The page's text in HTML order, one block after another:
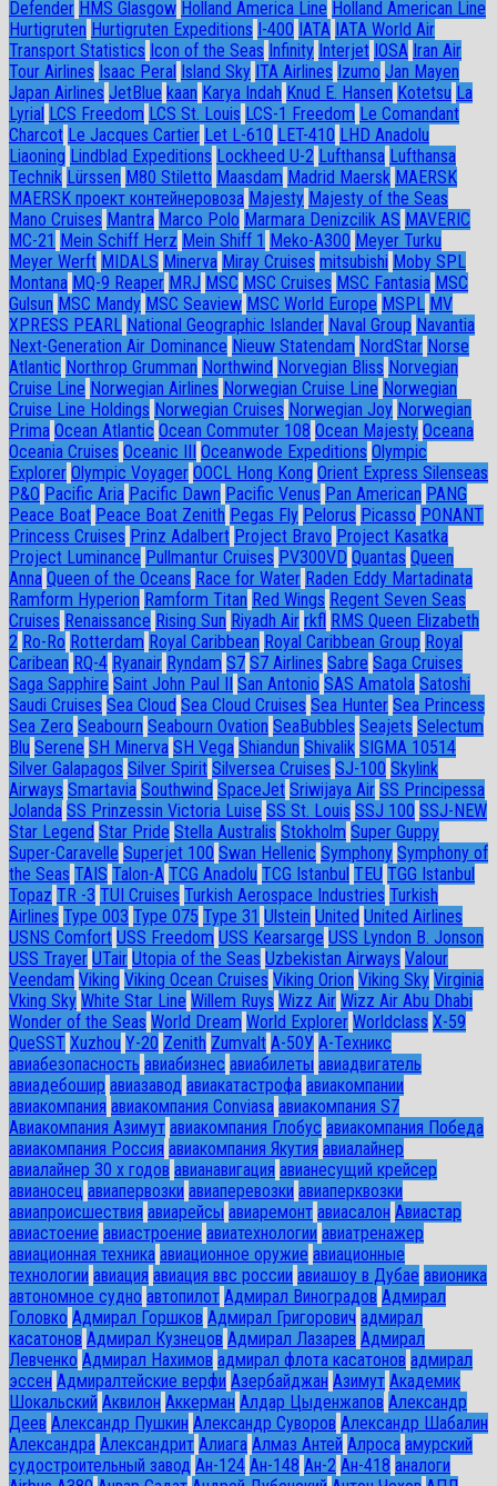
Defender HMS Glasgow Holland America Line Holland American Line
Hurtigruten Hurtigruten Expeditions I-400 IATA IATA World Air
Transport Statistics Icon of the Seas Infinity Interjet IOSA Iran Air
Tour Airlines Isaac Peral Island Sky ITA Airlines Izumo Jan Mayen
Japan Airlines JetBlue kaan Karya Indah Knud E. Hansen Kotetsu La
Lyrial LCS Freedom LCS St. Louis LCS-1 Freedom Le Comandant
Charcot Le Jacques Cartier Let L-610 LET-410 LHD Anadolu
Liaoning Lindblad Expeditions Lockheed U-2 Lufthansa Lufthansa
Technik Lürssen M80 Stiletto Maasdam Madrid Maersk MAERSK
MAERSK проект контейнеровоза Majesty Majesty of the Seas
Mano Cruises Mantra Marco Polo Marmara Denizcilik AS MAVERIC
MC-21 Mein Schiff Herz Mein Shiff 1 Meko-A300 Meyer Turku
Meyer Werft MIDALS Minerva Miray Cruises mitsubishi Moby SPL
Montana MQ-9 Reaper MRJ MSC MSC Cruises MSC Fantasia MSC
Gulsun MSC Mandy MSC Seaview MSC World Europe MSPL MV
XPRESS PEARL National Geographic Islander Naval Group Navantia
Next-Generation Air Dominance Nieuw Statendam NordStar Norse
Atlantic Northrop Grumman Northwind Norvegian Bliss Norvegian
Cruise Line Norwegian Airlines Norwegian Cruise Line Norwegian
Cruise Line Holdings Norwegian Cruises Norwegian Joy Norwegian
Prima Ocean Atlantic Ocean Commuter 108 Ocean Majesty Oceana
Oceania Cruises Oceanic III Oceanwode Expeditions Olympic
Explorer Olympic Voyager OOCL Hong Kong Orient Express Silenseas
P&O Pacific Aria Pacific Dawn Pacific Venus Pan American PANG
Peace Boat Peace Boat Zenith Pegas Fly Pelorus Picasso PONANT
Princess Cruises Prinz Adalbert Project Bravo Project Kasatka
Project Luminance Pullmantur Cruises PV300VD Quantas Queen
Anna Queen of the Oceans Race for Water Raden Eddy Martadinata
Ramform Hyperion Ramform Titan Red Wings Regent Seven Seas
Cruises Renaissance Rising Sun Riyadh Air rkfl RMS Queen Elizabeth
2 Ro-Ro Rotterdam Royal Caribbean Royal Caribbean Group Royal
Caribean RQ-4 Ryanair Ryndam S7 S7 Airlines Sabre Saga Cruises
Saga Sapphire Saint John Paul II San Antonio SAS Amatola Satoshi
Saudi Cruises Sea Cloud Sea Cloud Cruises Sea Hunter Sea Princess
Sea Zero Seabourn Seabourn Ovation SeaBubbles Seajets Selectum
Blu Serene SH Minerva SH Vega Shiandun Shivalik SIGMA 10514
Silver Galapagos Silver Spirit Silversea Cruises SJ-100 Skylink
Airways Smartavia Southwind SpaceJet Sriwijaya Air SS Principessa
Jolanda SS Prinzessin Victoria Luise SS St. Louis SSJ 100 SSJ-NEW
Star Legend Star Pride Stella Australis Stokholm Super Guppy
Super-Caravelle Superjet 100 Swan Hellenic Symphony Symphony of
the Seas TAIS Talon-A TCG Anadolu TCG Istanbul TEU TGG Istanbul
Topaz TR -3 TUI Cruises Turkish Aerospace Industries Turkish
Airlines Type 003 Type 075 Type 31 Ulstein United United Airlines
USNS Comfort USS Freedom USS Kearsarge USS Lyndon B. Jonson
USS Trayer UTair Utopia of the Seas Uzbekistan Airways Valour
Veendam Viking Viking Ocean Cruises Viking Orion Viking Sky Virginia
Vking Sky White Star Line Willem Ruys Wizz Air Wizz Air Abu Dhabi
Wonder of the Seas World Dream World Explorer Worldclass X-59
QueSST Xuzhou Y-20 Zenith Zumvalt А-50У А-Техникс
авиабезопасность авиабизнес авиабилеты авиадвигатель
авиадебошир авиазавод авиакатастрофа авиакомпании
авиакомпания авиакомпания Conviasa авиакомпания S7
Авиакомпания Азимут авиакомпания Глобус авиакомпания Победа
авиакомпания Россия авиакомпания Якутия авиалайнер
авиалайнер 30 х годов авианавигация авианесущий крейсер
авианосец авиапервозки авиаперевозки авиаперквозки
авиапроисшествия авиарейсы авиаремонт авиасалон Авиастар
авиастоение авиастроение авиатехнологии авиатренажер
авиационная техника авиационное оружие авиационные
технологии авиация авиация ввс россии авиашоу в Дубае авионика
автономное судно автопилот Адмирал Виноградов Адмирал
Головко Адмирал Горшков Адмирал Григорович адмирал
касатонов Адмирал Кузнецов Адмирал Лазарев Адмирал
Левченко Адмирал Нахимов адмирал флота касатонов адмирал
эссен Адмиралтейские верфи Азербайджан Азимут Академик
Шокальский Аквилон Аккерман Алдар Цыденжапов Александр
Деев Александр Пушкин Александр Суворов Александр Шабалин
Александра Александрит Алиага Алмаз Антей Алроса амурский
судостроительный завод Ан-124 Ан-148 Ан-2 Ан-418 аналоги